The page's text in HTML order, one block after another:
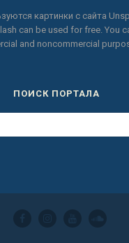
картинки с сайта
can be used for free. You
and noncommercial
ПОИСК ПОРТАЛА